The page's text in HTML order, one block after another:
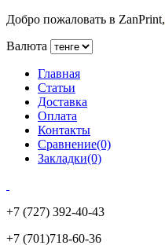
Добро пожаловать в ZanPrint,
Валюта
Главная
Статьи
Доставка
Оплата
Контакты
Сравнение(0)
Закладки(0)
+7 (727) 392-40-43
+7 (701)718-60-36